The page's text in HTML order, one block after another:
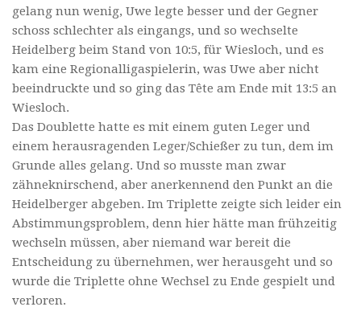
gelang nun wenig, Uwe legte besser und der Gegner
schoss schlechter als eingangs, und so wechselte
Heidelberg beim Stand von 10:5, für Wiesloch, und es
kam eine Regionalligaspielerin, was Uwe aber nicht
beeindruckte und so ging das Tête am Ende mit 13:5 an
Wiesloch.
Das Doublette hatte es mit einem guten Leger und
einem herausragenden Leger/Schießer zu tun, dem im
Grunde alles gelang. Und so musste man zwar
zähneknirschend, aber anerkennend den Punkt an die
Heidelberger abgeben. Im Triplette zeigte sich leider ein
Abstimmungsproblem, denn hier hätte man frühzeitig
wechseln müssen, aber niemand war bereit die
Entscheidung zu übernehmen, wer herausgeht und so
wurde die Triplette ohne Wechsel zu Ende gespielt und
verloren.